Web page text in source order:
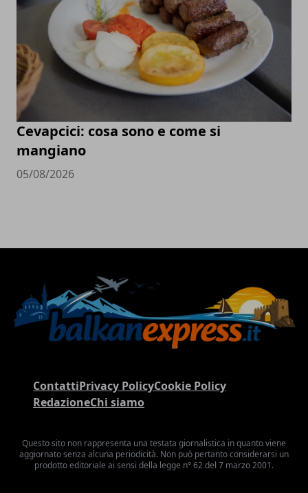
Cevapcici: cosa sono e come si
mangiano
05/08/2026
ContattiPrivacy PolicyCookie Policy
RedazioneChi siamo
Questo sito non rappresenta una testata giornalistica in quanto viene
aggiornato senza alcuna periodicità. Non può pertanto considerarsi un
prodotto editoriale ai sensi della legge n° 62 del 7 marzo 2001.